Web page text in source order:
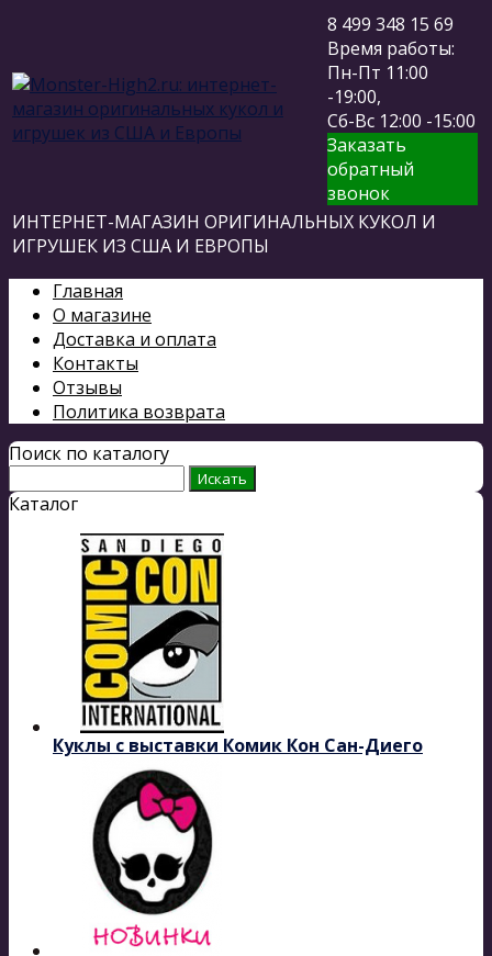
8 499 348 15 69
Время работы:
Пн-Пт 11:00
-19:00,
Сб-Вс 12:00 -15:00
Заказать
обратный
звонок
ИНТЕРНЕТ-МАГАЗИН ОРИГИНАЛЬНЫХ КУКОЛ И
ИГРУШЕК ИЗ США И ЕВРОПЫ
Главная
О магазине
Доставка и оплата
Контакты
Отзывы
Политика возврата
Поиск по каталогу
Каталог
Куклы с выставки Комик Кон Сан-Диего